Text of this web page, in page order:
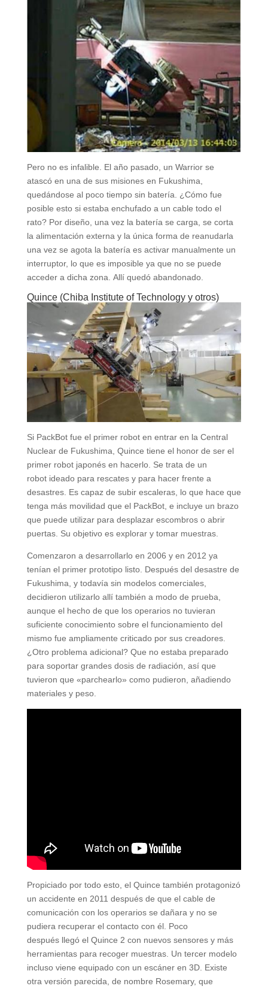
Pero no es infalible. El año pasado, un Warrior se
atascó en una de sus misiones en Fukushima,
quedándose al poco tiempo sin batería. ¿Cómo fue
posible esto si estaba enchufado a un cable todo el
rato? Por diseño, una vez la batería se carga, se corta
la alimentación externa y la única forma de reanudarla
una vez se agota la batería es activar manualmente un
interruptor, lo que es imposible ya que no se puede
acceder a dicha zona. Allí quedó abandonado.
Quince (Chiba Institute of Technology y otros)
Si PackBot fue el primer robot en entrar en la Central
Nuclear de Fukushima, Quince tiene el honor de ser el
primer robot japonés en hacerlo. Se trata de un
robot ideado para rescates y para hacer frente a
desastres. Es capaz de subir escaleras, lo que hace que
tenga más movilidad que el PackBot, e incluye un brazo
que puede utilizar para desplazar escombros o abrir
puertas. Su objetivo es explorar y tomar muestras.
Comenzaron a desarrollarlo en 2006 y en 2012 ya
tenían el primer prototipo listo. Después del desastre de
Fukushima, y todavía sin modelos comerciales,
decidieron utilizarlo allí también a modo de prueba,
aunque el hecho de que los operarios no tuvieran
suficiente conocimiento sobre el funcionamiento del
mismo fue ampliamente criticado por sus creadores.
¿Otro problema adicional? Que no estaba preparado
para soportar grandes dosis de radiación, así que
tuvieron que «parchearlo» como pudieron, añadiendo
materiales y peso.
Propiciado por todo esto, el Quince también protagonizó
un accidente en 2011 después de que el cable de
comunicación con los operarios se dañara y no se
pudiera recuperar el contacto con él. Poco
después llegó el Quince 2 con nuevos sensores y más
herramientas para recoger muestras. Un tercer modelo
incluso viene equipado con un escáner en 3D. Existe
otra versión parecida, de nombre Rosemary, que